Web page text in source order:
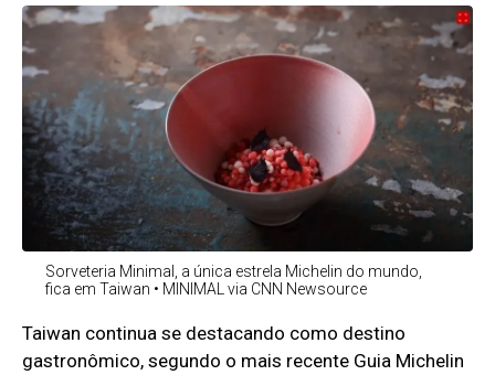
Sorveteria Minimal, a única estrela Michelin do mundo,
fica em Taiwan • MINIMAL via CNN Newsource
Taiwan continua se destacando como destino
gastronômico, segundo o mais recente Guia Michelin